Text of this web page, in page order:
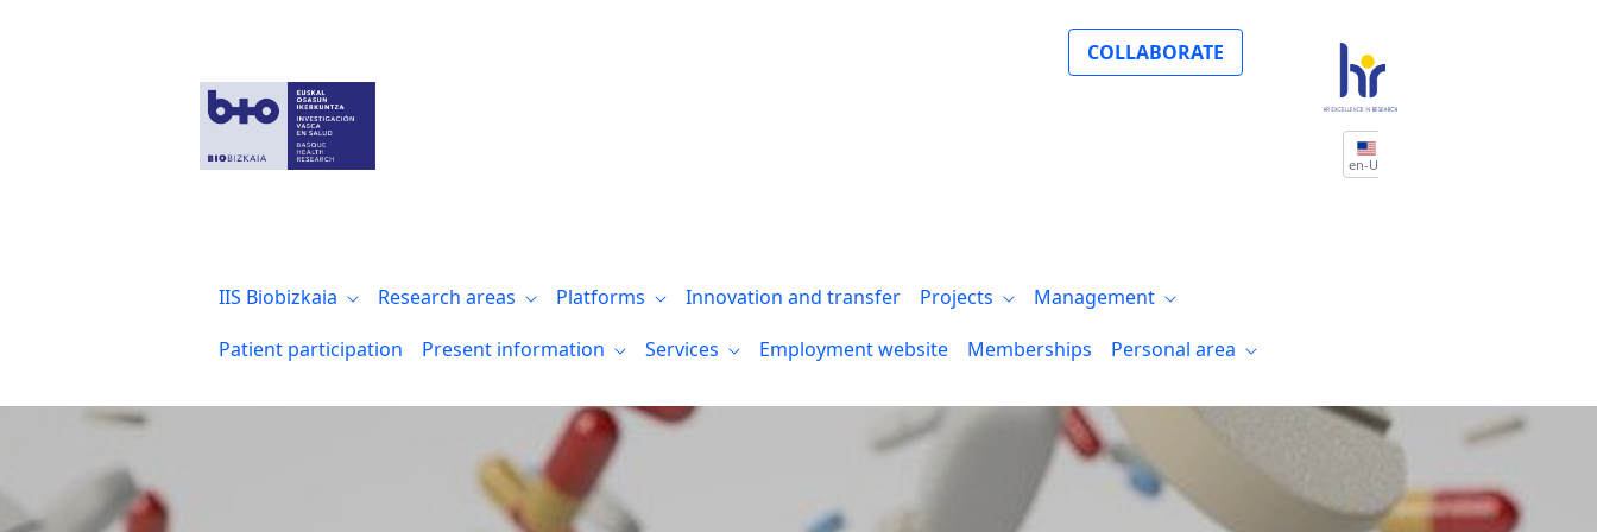
COLLABORATE
en-US
IIS Biobizkaia Research areas Platforms Innovation and transfer Projects
Management
Patient participation
Present information Services Employment website Memberships Personal area